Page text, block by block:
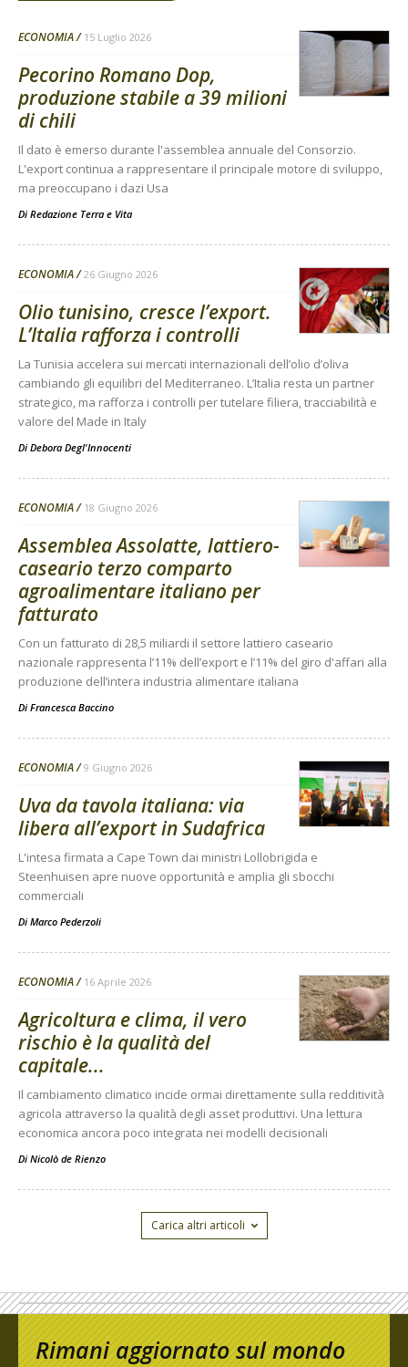
ECONOMIA 15 Luglio 2026
Pecorino Romano Dop,
produzione stabile a 39 milioni
di chili
Il dato è emerso durante l'assemblea annuale del Consorzio.
L'export continua a rappresentare il principale motore di sviluppo,
ma preoccupano i dazi Usa
Di Redazione Terra e Vita
ECONOMIA 26 Giugno 2026
Olio tunisino, cresce l’export.
L’Italia rafforza i controlli
La Tunisia accelera sui mercati internazionali dell’olio d’oliva
cambiando gli equilibri del Mediterraneo. L’Italia resta un partner
strategico, ma rafforza i controlli per tutelare filiera, tracciabilità e
valore del Made in Italy
Di Debora Degl'Innocenti
ECONOMIA 18 Giugno 2026
Assemblea Assolatte, lattiero-
caseario terzo comparto
agroalimentare italiano per
fatturato
Con un fatturato di 28,5 miliardi il settore lattiero caseario
nazionale rappresenta l’11% dell’export e l’11% del giro d'affari alla
produzione dell’intera industria alimentare italiana
Di Francesca Baccino
ECONOMIA 9 Giugno 2026
Uva da tavola italiana: via
libera all’export in Sudafrica
L'intesa firmata a Cape Town dai ministri Lollobrigida e
Steenhuisen apre nuove opportunità e amplia gli sbocchi
commerciali
Di Marco Pederzoli
ECONOMIA 16 Aprile 2026
Agricoltura e clima, il vero
rischio è la qualità del
capitale...
Il cambiamento climatico incide ormai direttamente sulla redditività
agricola attraverso la qualità degli asset produttivi. Una lettura
economica ancora poco integrata nei modelli decisionali
Di Nicolò de Rienzo
Carica altri articoli
Rimani aggiornato sul mondo